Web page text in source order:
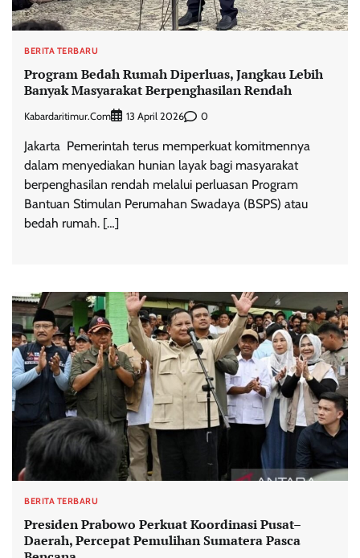
BERITA TERBARU
Program Bedah Rumah Diperluas, Jangkau Lebih
Banyak Masyarakat Berpenghasilan Rendah
Kabardaritimur.com 13 April 2026 0
Jakarta  Pemerintah terus memperkuat komitmennya
dalam menyediakan hunian layak bagi masyarakat
berpenghasilan rendah melalui perluasan Program
Bantuan Stimulan Perumahan Swadaya (BSPS) atau
bedah rumah. […]
BERITA TERBARU
Presiden Prabowo Perkuat Koordinasi Pusat–
Daerah, Percepat Pemulihan Sumatera Pasca